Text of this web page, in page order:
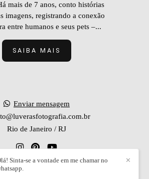
mais de 7 anos, conto histórias
imagens, registrando a conexão
entre humanos e seus pets –...
SAIBA MAIS
Enviar mensagem
Rio de Janeiro / RJ
✕
Sinta-se a vontade em me chamar no